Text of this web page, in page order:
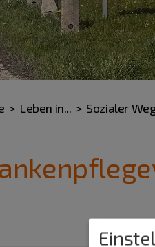
Leben in... Sozialer